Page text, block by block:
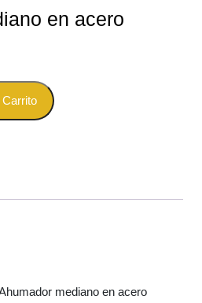
en acero
inoxidable; cantidad
mediano en acero